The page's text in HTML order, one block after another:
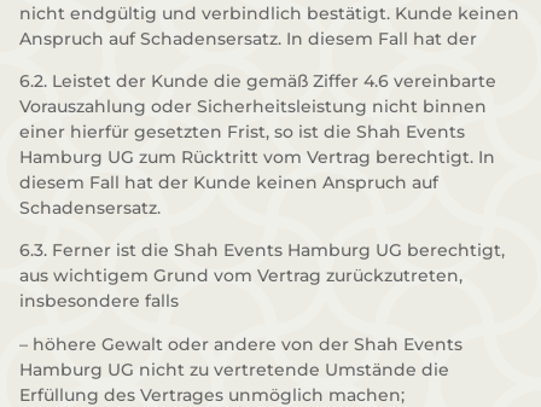
nicht endgültig und verbindlich bestätigt. Kunde keinen
Anspruch auf Schadensersatz. In diesem Fall hat der
6.2. Leistet der Kunde die gemäß Ziffer 4.6 vereinbarte
Vorauszahlung oder Sicherheitsleistung nicht binnen
einer hierfür gesetzten Frist, so ist die Shah Events
Hamburg UG zum Rücktritt vom Vertrag berechtigt. In
diesem Fall hat der Kunde keinen Anspruch auf
Schadensersatz.
6.3. Ferner ist die Shah Events Hamburg UG berechtigt,
aus wichtigem Grund vom Vertrag zurückzutreten,
insbesondere falls
– höhere Gewalt oder andere von der Shah Events
Hamburg UG nicht zu vertretende Umstände die
Erfüllung des Vertrages unmöglich machen;